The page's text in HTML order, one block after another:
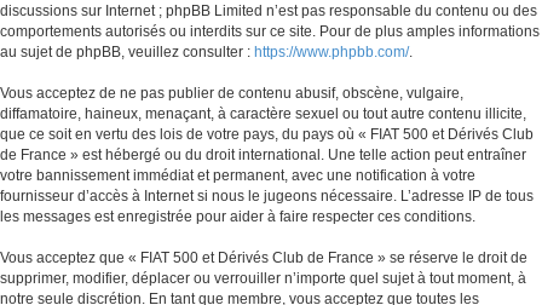
discussions sur Internet ; phpBB Limited n’est pas responsable du contenu ou des
comportements autorisés ou interdits sur ce site. Pour de plus amples informations
au sujet de phpBB, veuillez consulter : https://www.phpbb.com/.
Vous acceptez de ne pas publier de contenu abusif, obscène, vulgaire,
diffamatoire, haineux, menaçant, à caractère sexuel ou tout autre contenu illicite,
que ce soit en vertu des lois de votre pays, du pays où « FIAT 500 et Dérivés Club
de France » est hébergé ou du droit international. Une telle action peut entraîner
votre bannissement immédiat et permanent, avec une notification à votre
fournisseur d’accès à Internet si nous le jugeons nécessaire. L’adresse IP de tous
les messages est enregistrée pour aider à faire respecter ces conditions.
Vous acceptez que « FIAT 500 et Dérivés Club de France » se réserve le droit de
supprimer, modifier, déplacer ou verrouiller n’importe quel sujet à tout moment, à
notre seule discrétion. En tant que membre, vous acceptez que toutes les